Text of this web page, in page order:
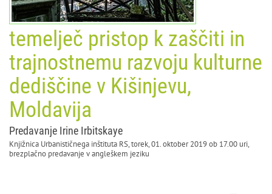
temelječ pristop k zaščiti in
trajnostnemu razvoju kulturne
dediščine v Kišinjevu,
Moldavija
Predavanje Irine Irbitskaye
Knjižnica Urbanističnega inštituta RS, torek, 01. oktober 2019 ob 17.00 uri,
brezplačno predavanje v angleškem jeziku